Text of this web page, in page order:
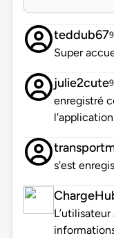
teddub67
Super
julie2cute
enregistré
l'application
s'est